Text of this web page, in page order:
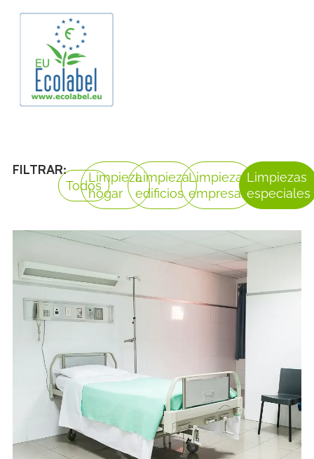
FILTRAR:
Todos
Limpieza
hogar
Limpieza
edificios
Limpieza
empresas
Limpiezas
especiales